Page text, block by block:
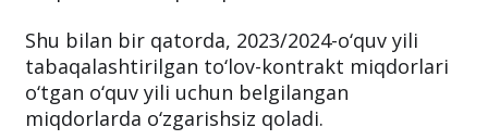
qiymati 2022/2023-o‘quv yili uchun belgilangan
miqdorlarda saqlab qolinadi.
Shu bilan bir qatorda, 2023/2024-o‘quv yili